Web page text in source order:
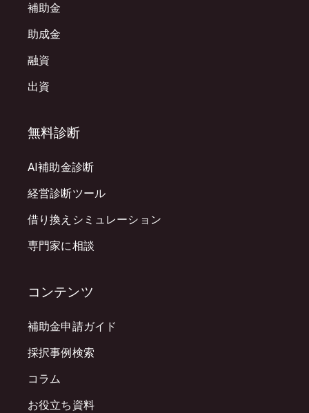
補助金
助成金
融資
出資
無料診断
AI補助金診断
経営診断ツール
借り換えシミュレーション
専門家に相談
コンテンツ
補助金申請ガイド
採択事例検索
コラム
お役立ち資料